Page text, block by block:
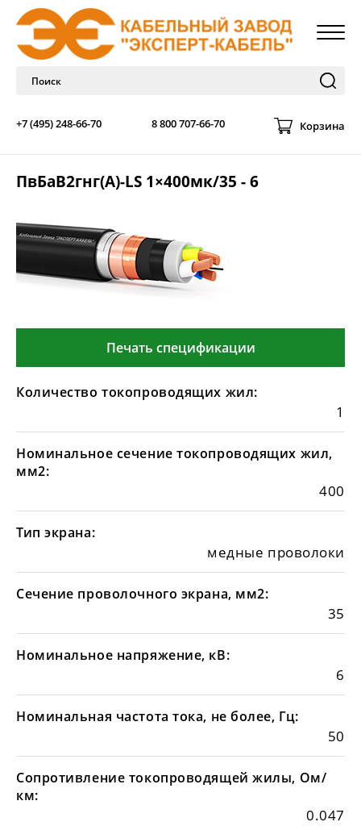
+7 (495) 248-66-70 8 800 707-66-70 Корзина
ПвБаВ2гнг(А)-LS 1×400мк/35 - 6
Печать спецификации
Количество токопроводящих жил:
1
Номинальное сечение токопроводящих жил,
мм2:
400
Тип экрана:
медные проволоки
Сечение проволочного экрана, мм2:
35
Номинальное напряжение, кВ:
6
Номинальная частота тока, не более, Гц:
50
Сопротивление токопроводящей жилы, Ом/
км:
0.047